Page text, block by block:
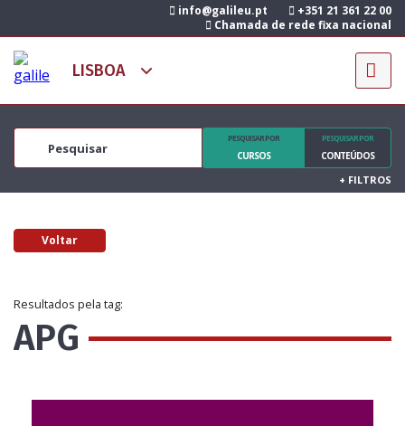
info@galileu.pt
+351 21 361 22 00
Chamada de rede fixa nacional
PESQUISAR POR
CURSOS
PESQUISAR POR
CONTEÚDOS
+ FILTROS
Voltar
Resultados pela tag:
APG